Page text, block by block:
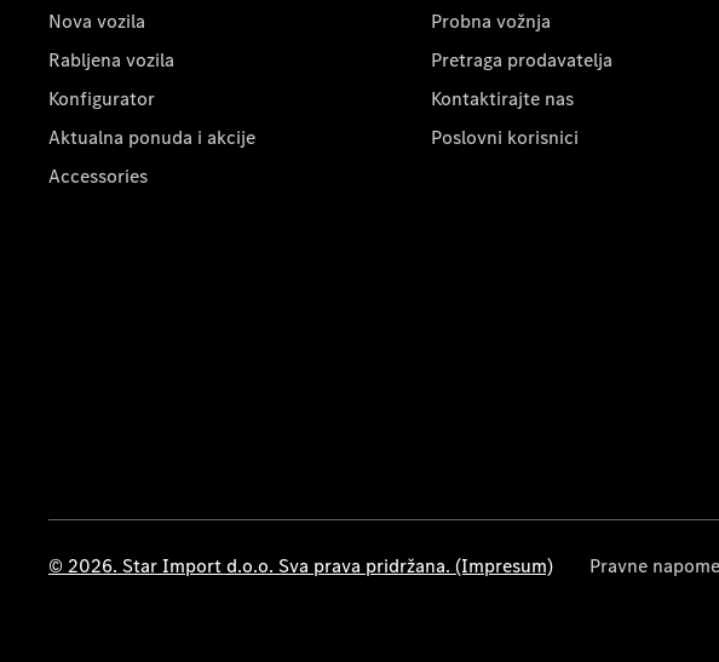
Nova vozila
Rabljena vozila
Konfigurator
Aktualna ponuda i akcije
Accessories
Probna vožnja
Pretraga prodavatelja
Kontaktirajte nas
Poslovni korisnici
© 2026. Star Import d.o.o. Sva prava pridržana. (Impresum) Pravne